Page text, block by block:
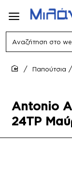
Αναζήτηση
website...
Antonio
24TP
Παπούτσια